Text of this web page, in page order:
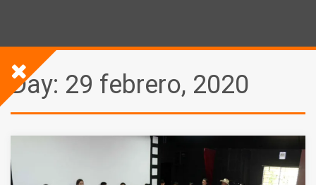
Day: 29 febrero, 2020